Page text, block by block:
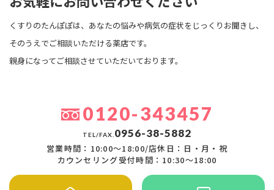
くすりのたんぽぽは、あなたの悩みや病気の症状をじっくりお聞きし、
そのうえでご相談いただける薬店です。
親身になってご相談させていただいております。
0120-343457
TEL/FAX. 0956-38-5882
営業時間：10:00〜18:00/店休日：日・月・祝
カウンセリング受付時間：10:30〜18:00